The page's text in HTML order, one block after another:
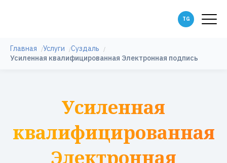
Главная Услуги
Суздаль
Усиленная квалифицированная Электронная подпись
Усиленная
квалифицированная
Электронная